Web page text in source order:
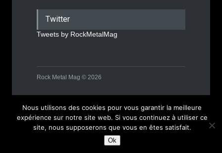
Twitter
Tweets by RockMetalMag
Rock Metal Mag © 2026
Mentions Légales
Nous utilisons des cookies pour vous garantir la meilleure
expérience sur notre site web. Si vous continuez à utiliser ce
site, nous supposerons que vous en êtes satisfait.
Ok